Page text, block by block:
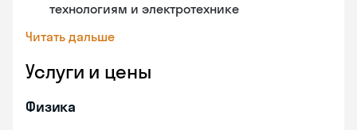
технологиям и электротехнике
Читать дальше
Услуги и цены
Физика